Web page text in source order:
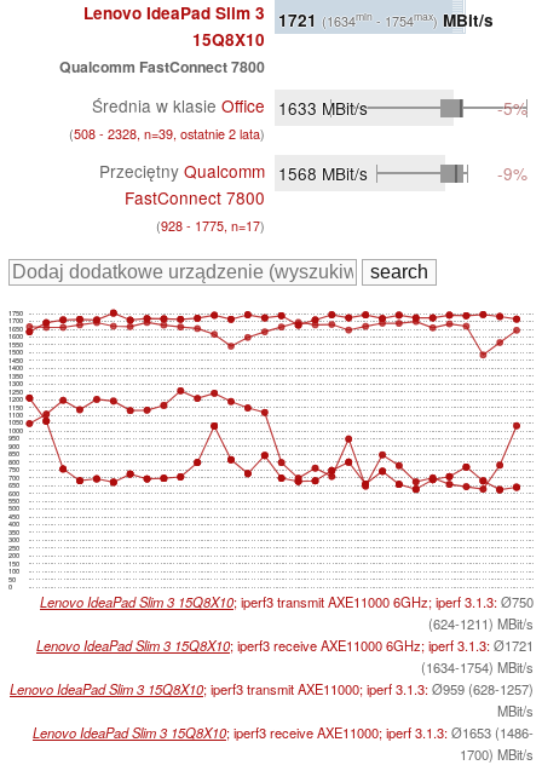
Lenovo IdeaPad Slim 3
15Q8X10
Qualcomm FastConnect 7800
1721 (1634min - 1754max) MBit/s
Średnia w klasie Office
(508 - 2328, n=39, ostatnie 2 lata)
1633 MBit/s -5%
Przeciętny Qualcomm
FastConnect 7800
(928 - 1775, n=17)
1568 MBit/s -9%
0
50
100
150
200
250
300
350
400
450
500
550
600
650
700
750
800
850
900
950
1000
1050
1100
1150
1200
1250
1300
1350
1400
1450
1500
1550
1600
1650
1700
1750
Lenovo IdeaPad Slim 3 15Q8X10; iperf3 transmit AXE11000 6GHz; iperf 3.1.3:Ø750
(624-1211) MBit/s
Lenovo IdeaPad Slim 3 15Q8X10; iperf3 receive AXE11000 6GHz; iperf 3.1.3:Ø1721
(1634-1754) MBit/s
Lenovo IdeaPad Slim 3 15Q8X10; iperf3 transmit AXE11000; iperf 3.1.3:Ø959 (628-1257)
MBit/s
Lenovo IdeaPad Slim 3 15Q8X10; iperf3 receive AXE11000; iperf 3.1.3:Ø1653 (1486-
1700) MBit/s